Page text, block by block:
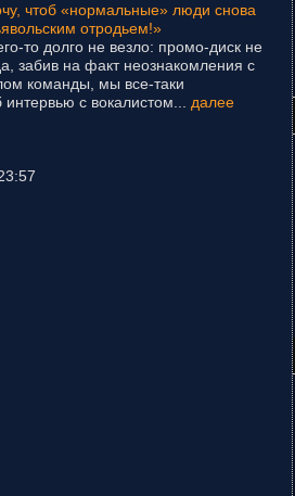
чтоб «нормальные» люди снова
отродьем!»
то долго не везло: промо-диск не
забив на факт неознакомления с
команды, мы все-таки
с вокалистом...
далее